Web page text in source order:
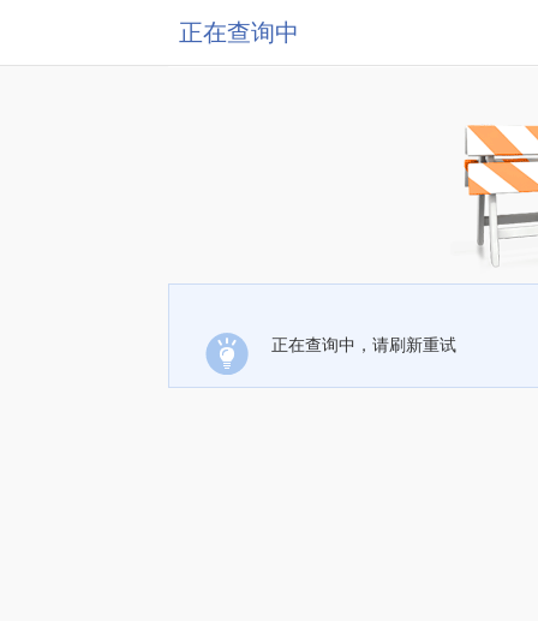
正在查询中
正在查询中，请刷新重试